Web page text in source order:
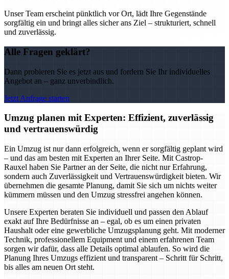
Unser Team erscheint pünktlich vor Ort, lädt Ihre Gegenstände
sorgfältig ein und bringt alles sicher ans Ziel – strukturiert, schnell
und zuverlässig.
Alle Fragen geklärt?
Dann probieren Sie es jetzt aus und fordern Sie Ihr individuelles
Angebot an – ganz unverbindlich.
Jetzt Anfrage starten
Umzug planen mit Experten: Effizient, zuverlässig
und vertrauenswürdig
Ein Umzug ist nur dann erfolgreich, wenn er sorgfältig geplant wird
– und das am besten mit Experten an Ihrer Seite. Mit Castrop-
Rauxel haben Sie Partner an der Seite, die nicht nur Erfahrung,
sondern auch Zuverlässigkeit und Vertrauenswürdigkeit bieten. Wir
übernehmen die gesamte Planung, damit Sie sich um nichts weiter
kümmern müssen und den Umzug stressfrei angehen können.
Unsere Experten beraten Sie individuell und passen den Ablauf
exakt auf Ihre Bedürfnisse an – egal, ob es um einen privaten
Haushalt oder eine gewerbliche Umzugsplanung geht. Mit moderner
Technik, professionellem Equipment und einem erfahrenen Team
sorgen wir dafür, dass alle Details optimal ablaufen. So wird die
Planung Ihres Umzugs effizient und transparent – Schritt für Schritt,
bis alles am neuen Ort steht.